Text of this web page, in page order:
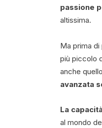
passione
altissima.
Ma prima
più piccolo
anche
avanzata
La
al mondo